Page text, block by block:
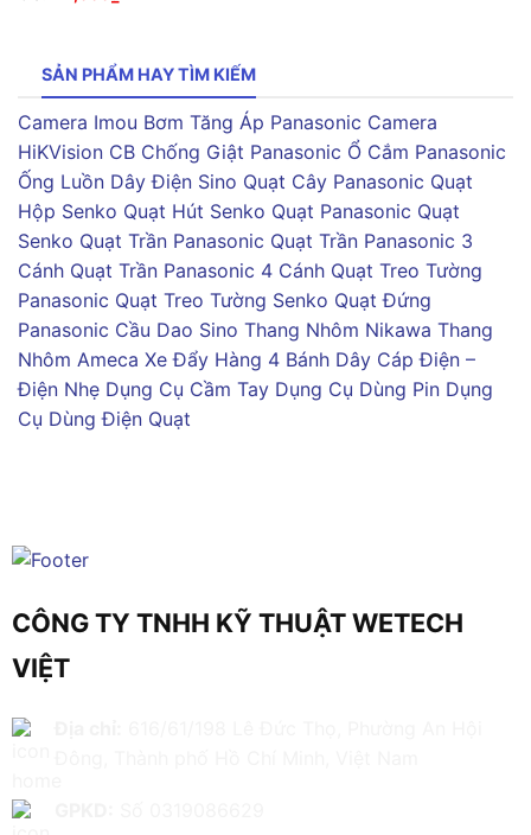
SẢN PHẨM HAY TÌM KIẾM
Camera Imou Bơm Tăng Áp Panasonic Camera
HiKVision CB Chống Giật Panasonic Ổ Cắm Panasonic
Ống Luồn Dây Điện Sino Quạt Cây Panasonic Quạt
Hộp Senko Quạt Hút Senko Quạt Panasonic Quạt
Senko Quạt Trần Panasonic Quạt Trần Panasonic 3
Cánh Quạt Trần Panasonic 4 Cánh Quạt Treo Tường
Panasonic Quạt Treo Tường Senko Quạt Đứng
Panasonic Cầu Dao Sino Thang Nhôm Nikawa Thang
Nhôm Ameca Xe Đẩy Hàng 4 Bánh Dây Cáp Điện –
Điện Nhẹ Dụng Cụ Cầm Tay Dụng Cụ Dùng Pin Dụng
Cụ Dùng Điện Quạt
CÔNG TY TNHH KỸ THUẬT WETECH
VIỆT